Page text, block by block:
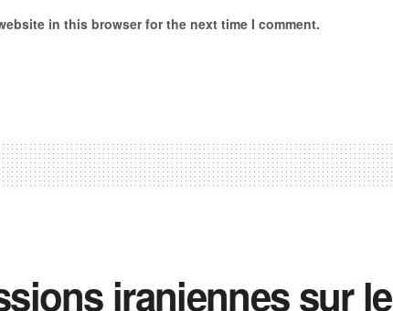
in this browser for the next time I comment.
iraniennes sur le